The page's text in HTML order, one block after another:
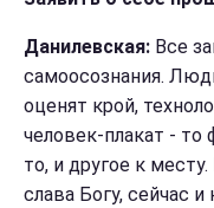
Данилевская: Все
самоосознания.
оценят крой,
человек-плакат - то
то, и другое к
слава Богу, сейчас